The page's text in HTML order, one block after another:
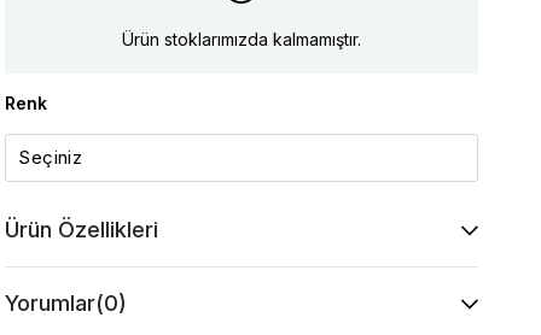
Ürün stoklarımızda kalmamıştır.
Renk
Ürün Özellikleri
Yorumlar(0)